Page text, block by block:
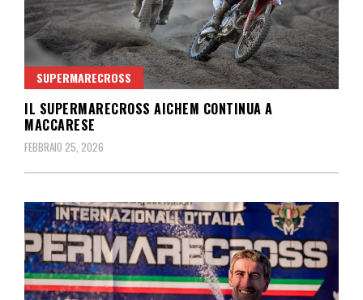
SUPERMARECROSS
IL SUPERMARECROSS AICHEM CONTINUA A
MACCARESE
FEBBRAIO 25, 2026